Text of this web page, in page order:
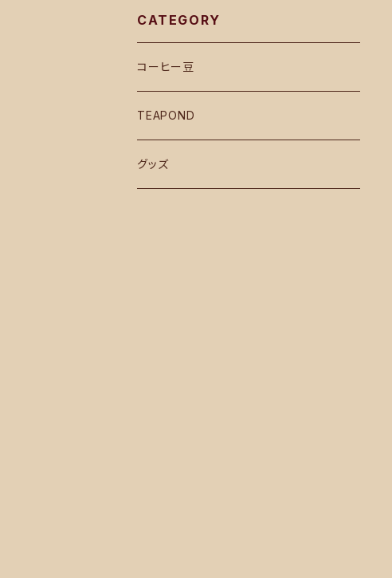
CATEGORY
コーヒー豆
TEAPOND
グッズ